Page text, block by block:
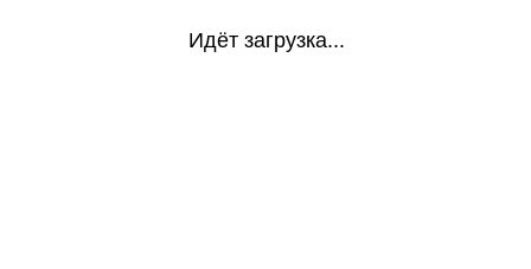
Идёт загрузка...